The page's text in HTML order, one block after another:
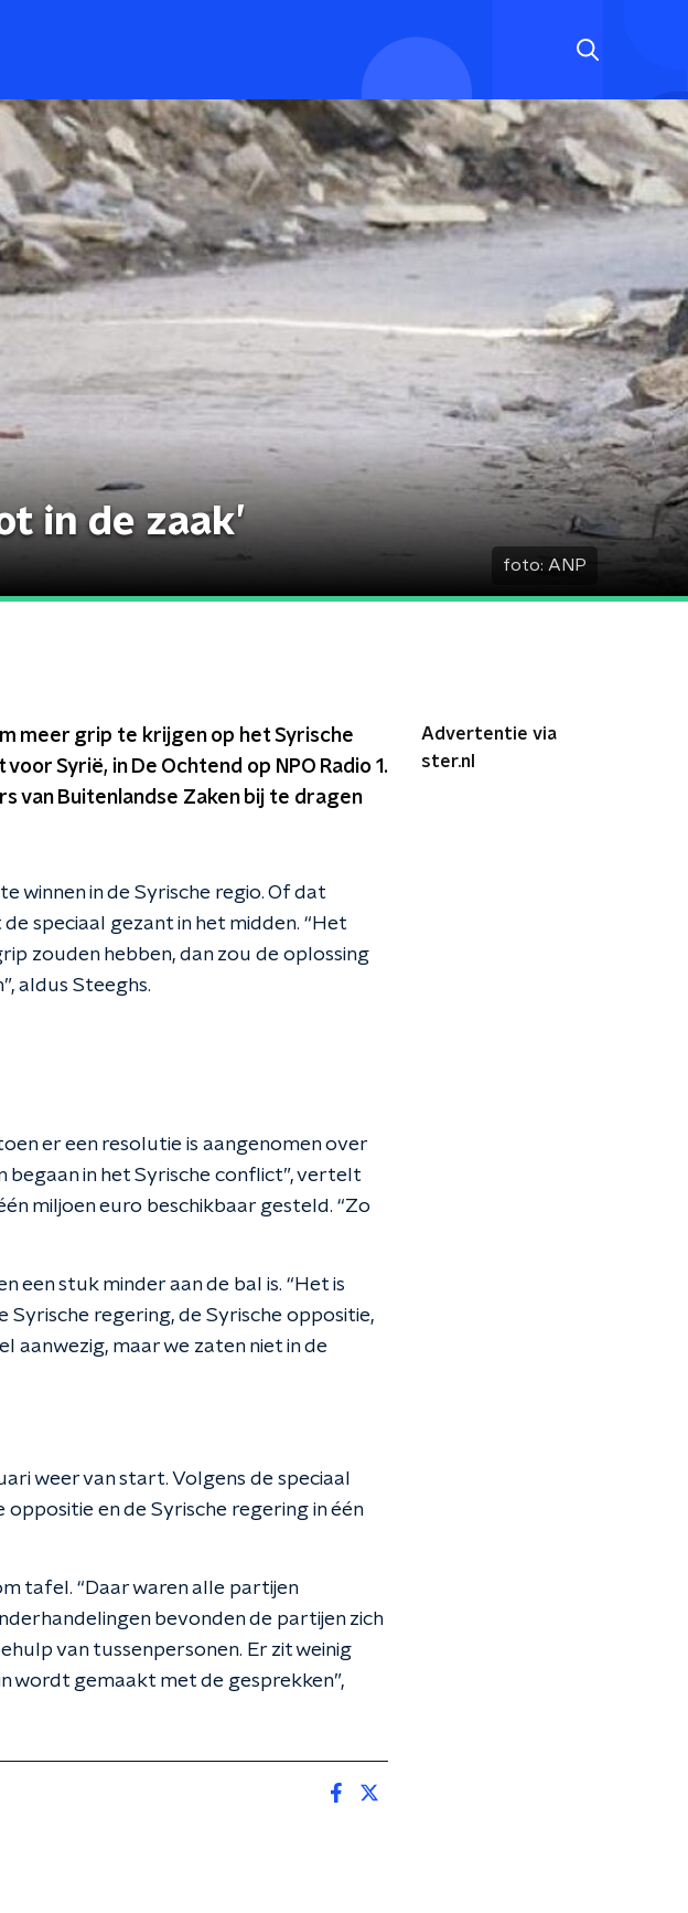
in de zaak’
foto: ANP
meer grip te krijgen op het Syrische
Syrië, in De Ochtend op NPO Radio 1.
van Buitenlandse Zaken bij te dragen
winnen in de Syrische regio. Of dat
speciaal gezant in het midden. “Het
zouden hebben, dan zou de oplossing
aldus Steeghs.
er een resolutie is aangenomen over
begaan in het Syrische conflict”, vertelt
miljoen euro beschikbaar gesteld. “Zo
een stuk minder aan de bal is. “Het is
Syrische regering, de Syrische oppositie,
aanwezig, maar we zaten niet in de
weer van start. Volgens de speciaal
en de Syrische regering in één
tafel. “Daar waren alle partijen
bevonden de partijen zich
van tussenpersonen. Er zit weinig
wordt gemaakt met de gesprekken”,
Advertentie via
ster.nl